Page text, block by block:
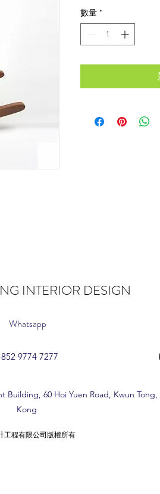
數量 *
INTERIOR DESIGN
Whatsapp
9774 7277
Building, 60 Hoi Yuen Road, Kwun
Kong
程有限公司版權所有